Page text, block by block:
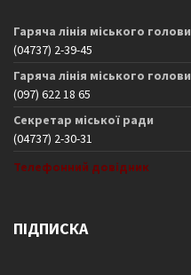
Гаряча лінія міського голови
(04737) 2-39-45
Гаряча лінія міського голови
(097) 622 18 65
Секретар міської ради
(04737) 2-30-31
Телефонний довідник
ПІДПИСКА